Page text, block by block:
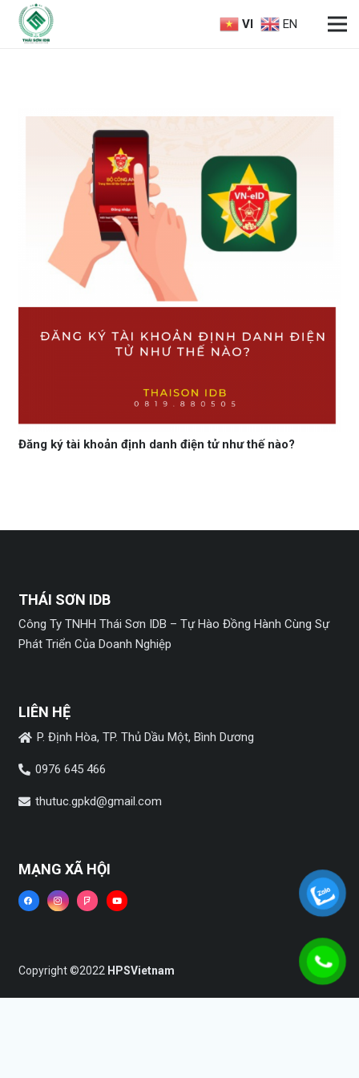
VI EN
Đăng ký tài khoản định danh điện tử như thế nào?
THÁI SƠN IDB
Công Ty TNHH Thái Sơn IDB – Tự Hào Đồng Hành Cùng Sự
Phát Triển Của Doanh Nghiệp
LIÊN HỆ
P. Định Hòa, TP. Thủ Dầu Một, Bình Dương
0976 645 466
thutuc.gpkd@gmail.com
MẠNG XÃ HỘI
Copyright ©2022 HPSVietnam